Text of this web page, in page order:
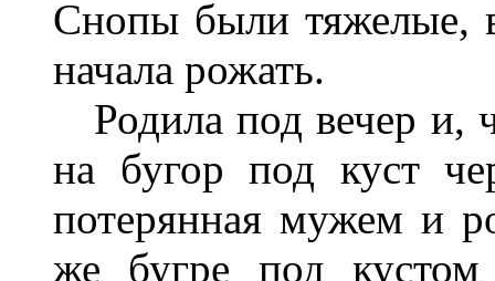
Снопы были тяжелые,
начала рожать.
Родила под вечер и,
на бугор под куст
потерянная мужем и
же бугре под кустом